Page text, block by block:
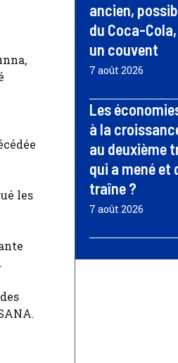
les
ancien,
du Coca-
un couvent
7 août 2026
Les
à la
au deuxième
qui a mené et
traîne ?
7 août 2026